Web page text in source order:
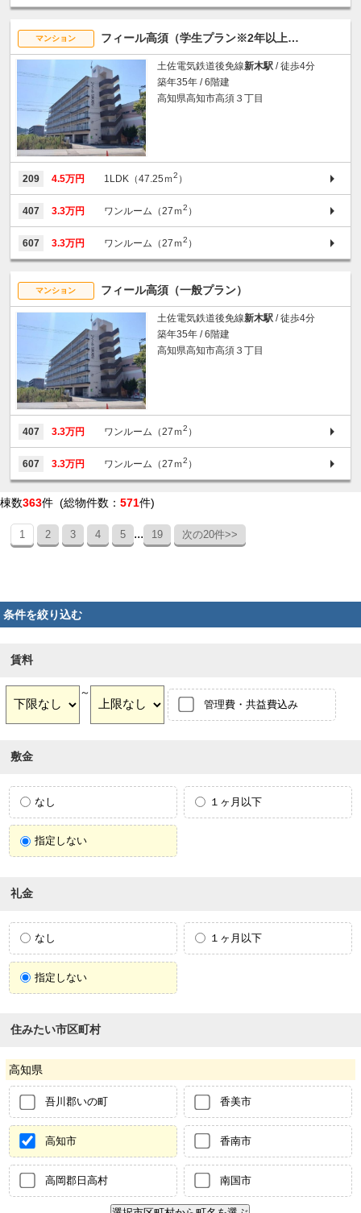
マンション フィール高須（学生プラン※2年以上ご入居い
土佐電気鉄道後免線新木駅 / 徒歩4分
築年35年 / 6階建
高知県高知市高須３丁目
209 4.5万円 1LDK（47.25ｍ2 ）
407 3.3万円 ワンルーム（27ｍ2 ）
607 3.3万円 ワンルーム（27ｍ2 ）
マンション フィール高須（一般プラン）
土佐電気鉄道後免線新木駅 / 徒歩4分
築年35年 / 6階建
高知県高知市高須３丁目
407 3.3万円 ワンルーム（27ｍ2 ）
607 3.3万円 ワンルーム（27ｍ2 ）
棟数363件 (総物件数： 571件)
1 2 3 4 5 ... 19 次の20件>>
条件を絞り込む
賃料
～
管理費・共益費込み
敷金
なし １ヶ月以下
指定しない
礼金
なし １ヶ月以下
指定しない
住みたい市区町村
高知県
吾川郡いの町 香美市
高知市 香南市
高岡郡日高村 南国市